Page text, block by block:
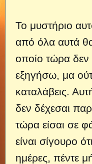
Το μυστήριο
από όλα αυτά
οποίο τώρα
εξηγήσω, μα
καταλάβεις.
δεν δέχεσαι
τώρα είσαι σε
είναι σίγουρο
ημέρες, πέντε